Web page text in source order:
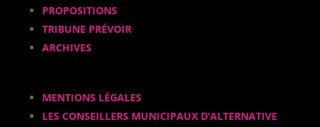
PROPOSITIONS
TRIBUNE PRÉVOIR
ARCHIVES
MENTIONS LÉGALES
LES CONSEILLERS MUNICIPAUX D’ALTERNATIVE